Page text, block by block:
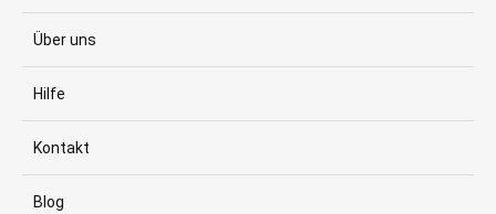
Über uns
Hilfe
Kontakt
Blog